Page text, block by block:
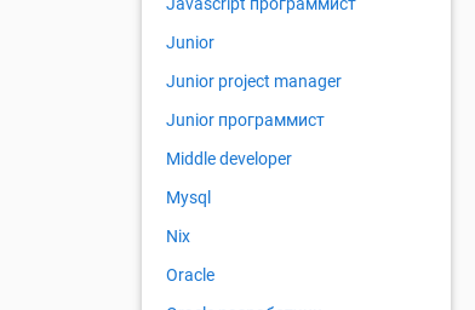
Javascript программист
Junior
Junior project manager
Junior программист
Middle developer
Mysql
Nix
Oracle